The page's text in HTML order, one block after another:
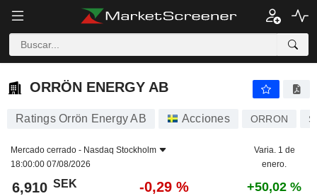
ORRÖN ENERGY AB
ORRÖN ENERGY AB
Ratings Orrön Energy AB Acciones ORRON
Mercado cerrado - Nasdaq Stockholm
18:00:00 07/08/2026
Varia. 1 de
enero.
6,910 SEK -0,29 % +50,02 %